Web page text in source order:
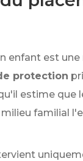
enfant est une
protection
estime que
familial